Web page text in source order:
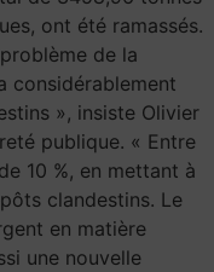
ont été ramassés.
de la
considérablement
», insiste Olivier
publique. « Entre
10 %, en mettant à
clandestins. Le
en matière
une nouvelle